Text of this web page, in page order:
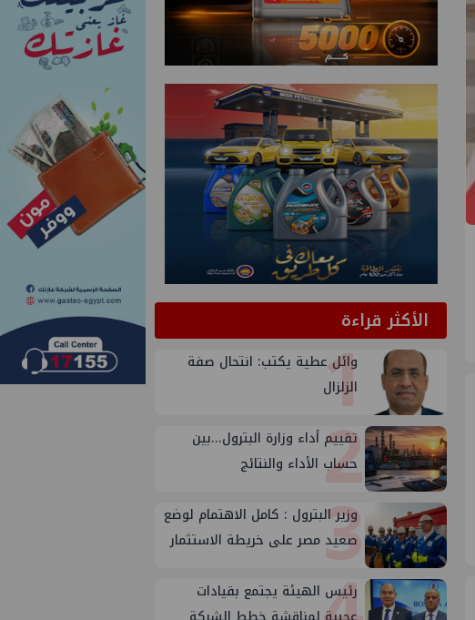
الأكثر قراءة
1
وائل عطية يكتب: انتحال صفة
الزلزال
2
تقييم أداء وزارة البترول...بين
حساب الأداء والنتائج
3
وزير البترول : كامل الاهتمام لوضع
صعيد مصر على خريطة الاستثمار
رئيس الهيئة يجتمع بقيادات